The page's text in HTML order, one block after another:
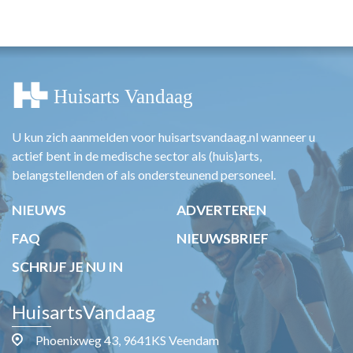
TARIEVEN
MEDISCHE VAKHANDEL
REGISTRATIE
U kun zich aanmelden voor huisartsvandaag.nl wanneer u
actief bent in de medische sector als (huis)arts,
belangstellenden of als ondersteunend personeel.
NIEUWS
ADVERTEREN
FAQ
NIEUWSBRIEF
SCHRIJF JE NU IN
HuisartsVandaag
Phoenixweg 43, 9641KS Veendam